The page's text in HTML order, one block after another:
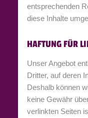
entsprechenden
diese Inhalte
HAFTUNG FÜR
Unser Angebot
Dritter, auf deren
Deshalb können
keine Gewähr
verlinkten Seiten